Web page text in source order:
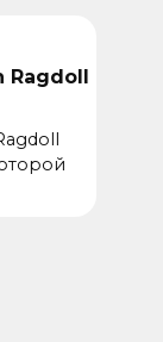
Ragdoll